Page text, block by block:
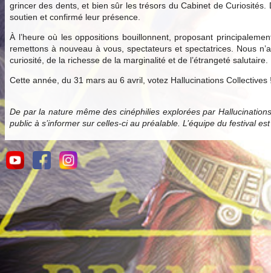
grincer des dents, et bien sûr les trésors du Cabinet de
soutien et confirmé leur présence.
À l’heure où les oppositions bouillonnent, proposant
remettons à nouveau à vous, spectateurs et spectatrices. Nous
curiosité, de la richesse de la marginalité et de l’étrangeté salutaire.
Cette année, du 31 mars au 6 avril, votez Hallucinations Collectives
De par la nature même des cinéphilies explorées par
public à s’informer sur celles-ci au préalable. L’équipe du festival